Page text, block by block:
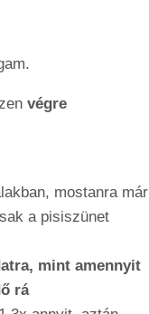
végre
mostanra már
a pisiszünet
mint amennyit
rá